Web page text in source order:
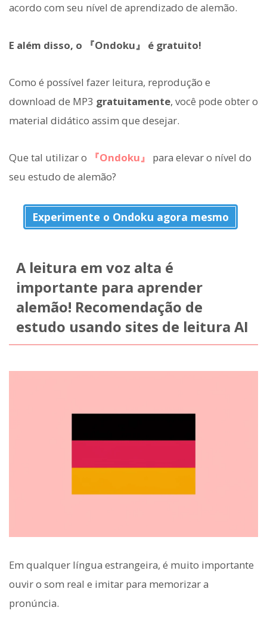
acordo com seu nível de aprendizado de alemão.
E além disso, o 『Ondoku』 é gratuito!
Como é possível fazer leitura, reprodução e
download de MP3 gratuitamente, você pode obter o
material didático assim que desejar.
Que tal utilizar o 『Ondoku』
para elevar o nível do
seu estudo de alemão?
Experimente o Ondoku agora mesmo
A leitura em voz alta é
importante para aprender
alemão! Recomendação de
estudo usando sites de leitura AI
Em qualquer língua estrangeira, é muito importante
ouvir o som real e imitar para memorizar a
pronúncia.